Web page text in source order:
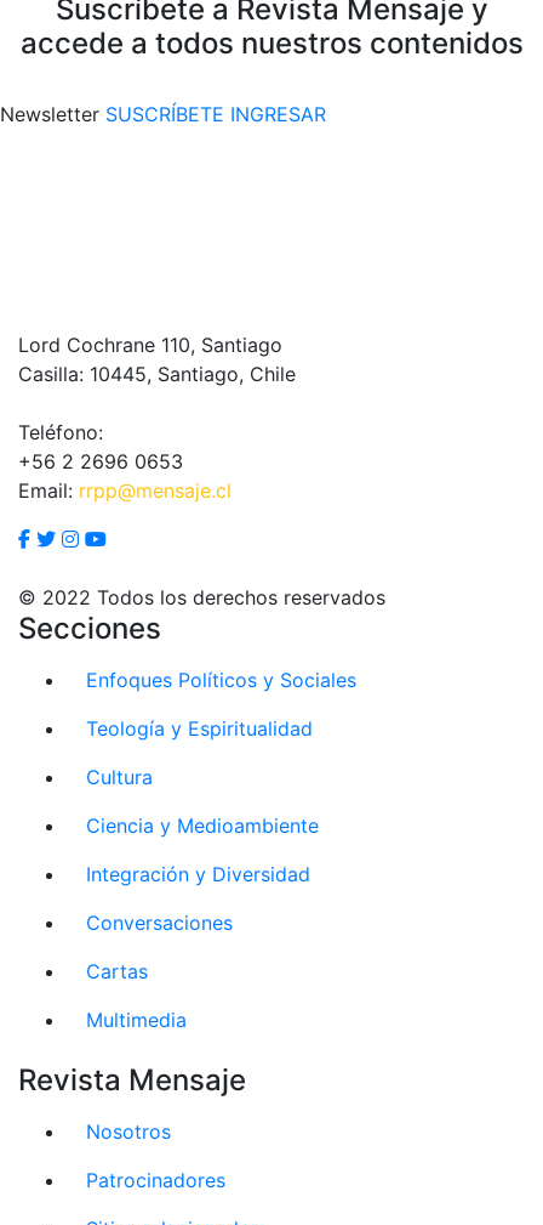
Suscríbete a Revista Mensaje y
accede a todos nuestros contenidos
Newsletter SUSCRÍBETE INGRESAR
Lord Cochrane 110, Santiago
Casilla: 10445, Santiago, Chile
Teléfono:
+56 2 2696 0653
Email: rrpp@mensaje.cl
© 2022 Todos los derechos reservados
Secciones
Enfoques Políticos y Sociales
Teología y Espiritualidad
Cultura
Ciencia y Medioambiente
Integración y Diversidad
Conversaciones
Cartas
Multimedia
Revista Mensaje
Nosotros
Patrocinadores